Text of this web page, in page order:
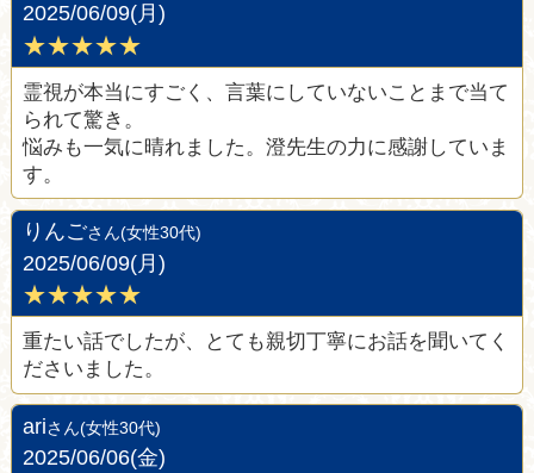
2025/06/09(月)
★★★★★
霊視が本当にすごく、言葉にしていないことまで当て
られて驚き。
悩みも一気に晴れました。澄先生の力に感謝していま
す。
りんごさん(女性30代)
2025/06/09(月)
★★★★★
重たい話でしたが、とても親切丁寧にお話を聞いてく
ださいました。
ariさん(女性30代)
2025/06/06(金)